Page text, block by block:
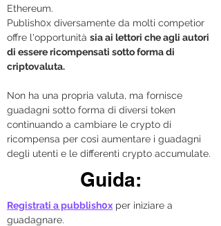
Ethereum.
Publish0x diversamente da molti competior
offre l'opportunità sia ai lettori che agli autori
di essere ricompensati sotto forma di
criptovaluta.
Non ha una propria valuta, ma fornisce
guadagni sotto forma di diversi token
continuando a cambiare le crypto di
ricompensa per cosi aumentare i guadagni
degli utenti e le differenti crypto accumulate.
Guida:
Registrati a pubblish0x per iniziare a
guadagnare.